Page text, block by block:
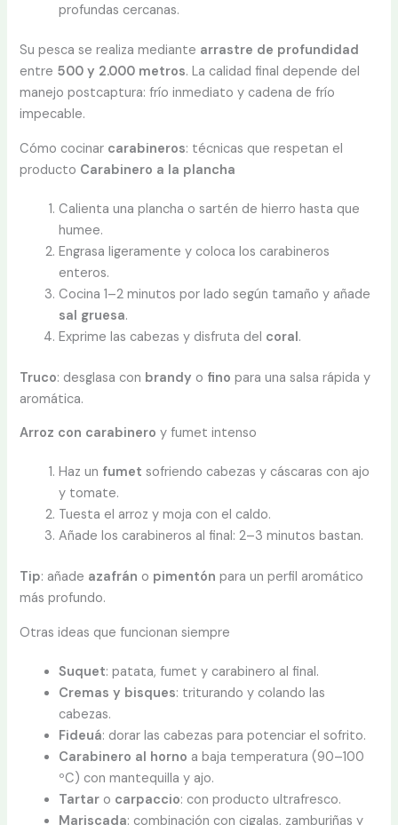
profundas cercanas.
Su pesca se realiza mediante arrastre de profundidad
entre 500 y 2.000 metros. La calidad final depende del
manejo postcaptura: frío inmediato y cadena de frío
impecable.
Cómo cocinar carabineros: técnicas que respetan el
producto Carabinero a la plancha
Calienta una plancha o sartén de hierro hasta que
humee.
Engrasa ligeramente y coloca los carabineros
enteros.
Cocina 1–2 minutos por lado según tamaño y añade
sal gruesa.
Exprime las cabezas y disfruta del coral.
Truco: desglasa con brandy o fino para una salsa rápida y
aromática.
Arroz con carabinero y fumet intenso
Haz un fumet sofriendo cabezas y cáscaras con ajo
y tomate.
Tuesta el arroz y moja con el caldo.
Añade los carabineros al final: 2–3 minutos bastan.
Tip: añade azafrán o pimentón para un perfil aromático
más profundo.
Otras ideas que funcionan siempre
Suquet: patata, fumet y carabinero al final.
Cremas y bisques: triturando y colando las
cabezas.
Fideuá: dorar las cabezas para potenciar el sofrito.
Carabinero al horno a baja temperatura (90–100
ºC) con mantequilla y ajo.
Tartar o carpaccio: con producto ultrafresco.
Mariscada: combinación con cigalas, zamburiñas y